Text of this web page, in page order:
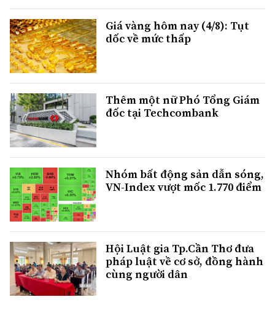
Giá vàng hôm nay (4/8): Tụt
dốc về mức thấp
Thêm một nữ Phó Tổng Giám
đốc tại Techcombank
Nhóm bất động sản dẫn sóng,
VN-Index vượt mốc 1.770 điểm
Hội Luật gia Tp.Cần Thơ đưa
pháp luật về cơ sở, đồng hành
cùng người dân